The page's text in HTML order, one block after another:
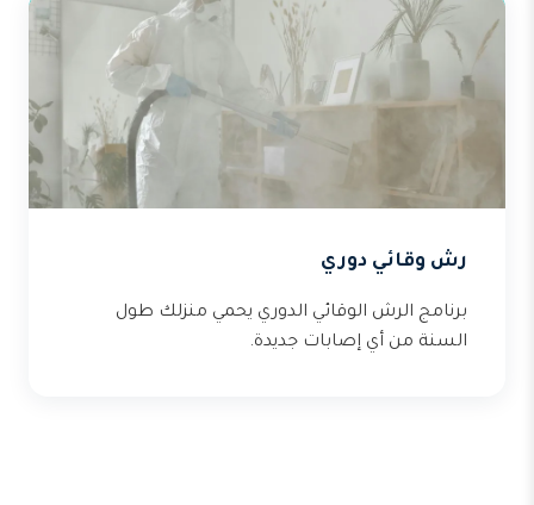
رش وقائي دوري
برنامج الرش الوقائي الدوري يحمي منزلك طول
السنة من أي إصابات جديدة.